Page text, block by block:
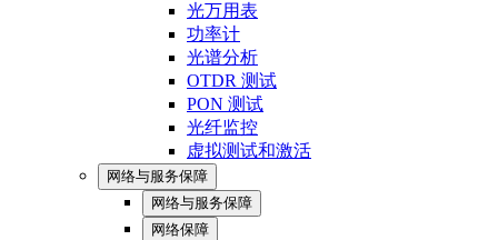
光万用表
功率计
光谱分析
OTDR 测试
PON 测试
光纤监控
虚拟测试和激活
网络与服务保障
网络与服务保障
网络保障